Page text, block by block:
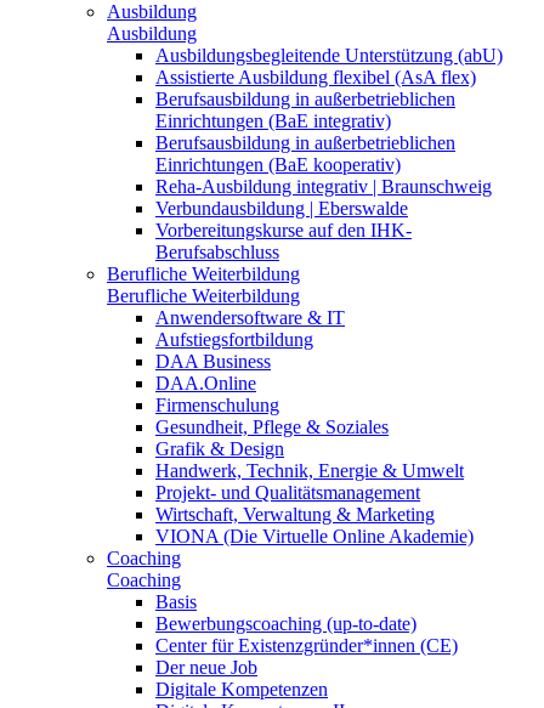
Ausbildung
Ausbildung
Ausbildungsbegleitende Unterstützung (abU)
Assistierte Ausbildung flexibel (AsA flex)
Berufsausbildung in außerbetrieblichen
Einrichtungen (BaE integrativ)
Berufsausbildung in außerbetrieblichen
Einrichtungen (BaE kooperativ)
Reha-Ausbildung integrativ | Braunschweig
Verbundausbildung | Eberswalde
Vorbereitungskurse auf den IHK-
Berufsabschluss
Berufliche Weiterbildung
Berufliche Weiterbildung
Anwendersoftware & IT
Aufstiegsfortbildung
DAA Business
DAA.Online
Firmenschulung
Gesundheit, Pflege & Soziales
Grafik & Design
Handwerk, Technik, Energie & Umwelt
Projekt- und Qualitätsmanagement
Wirtschaft, Verwaltung & Marketing
VIONA (Die Virtuelle Online Akademie)
Coaching
Coaching
Basis
Bewerbungscoaching (up-to-date)
Center für Existenzgründer*innen (CE)
Der neue Job
Digitale Kompetenzen